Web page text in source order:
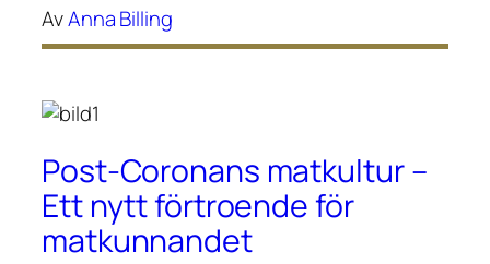
AvAnna Billing
Post-Coronans matkultur –
Ett nytt förtroende för
matkunnandet